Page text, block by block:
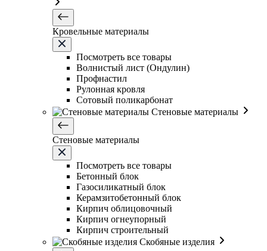
Кровельные материалы
Посмотреть все товары
Волнистый лист (Ондулин)
Профнастил
Рулонная кровля
Сотовый поликарбонат
Стеновые материалы
Стеновые материалы
Посмотреть все товары
Бетонный блок
Газосиликатный блок
Керамзитобетонный блок
Кирпич облицовочный
Кирпич огнеупорный
Кирпич строительный
Скобяные изделия